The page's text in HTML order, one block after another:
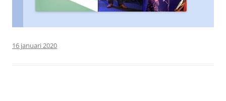
16 januari 2020